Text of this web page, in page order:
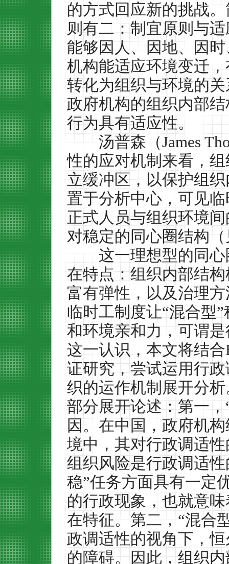
的方式回应新的挑战
则有二：制宜原则与
能够因人、因地、因
机构能适应环境变迁
转化为组织与环境的
政府机构的组织内部
行为具有适应性。
汤普森（James
性的应对机制来看，
立缓冲区，以保护组
置于分析中心，可见
正式人员与组织环境
对稳定的同心圈结构
这一理想型的同心
在特点：组织内部结
富有弹性，以及治理
临时工制度让“混合型”
和环境亲和力，可谓
这一认识，本文将结合
证研究，尝试运用行
织的运作机制展开分
部分展开论述：第一，
因。在中国，政府机
境中，其对行政调适
组织风险是行政调适
稳”任务方面具有一定
的行政现象，也就意味
在特征。第二，“混合
政调适性的视角下，
的障碍。因此，组织